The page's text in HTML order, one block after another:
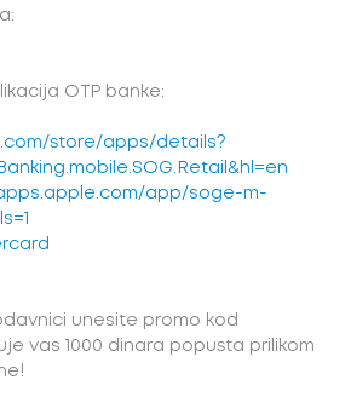
OTP banke:
store/apps/details?
app/soge-m-
unesite promo kod
vas 1000 dinara popusta prilikom